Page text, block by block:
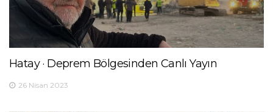
Hatay · Deprem Bölgesinden Canlı Yayın
26 Nisan 2023